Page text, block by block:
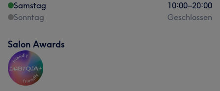
Samstag
10:00–20:00
Sonntag
Geschlossen
Salon Awards